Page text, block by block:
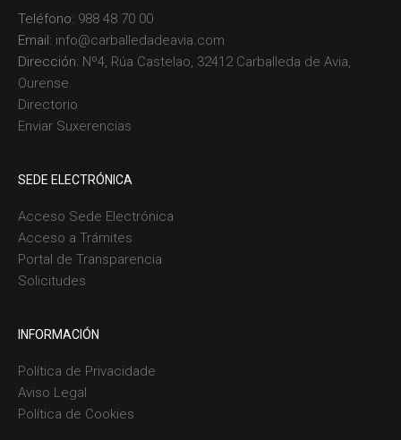
Teléfono: 988 48 70 00
Email: info@carballedadeavia.com
Dirección: Nº4, Rúa Castelao, 32412 Carballeda de Avia,
Ourense
Directorio
Enviar Suxerencias
SEDE ELECTRÓNICA
Acceso Sede Electrónica
Acceso a Trámites
Portal de Transparencia
Solicitudes
INFORMACIÓN
Política de Privacidade
Aviso Legal
Política de Cookies